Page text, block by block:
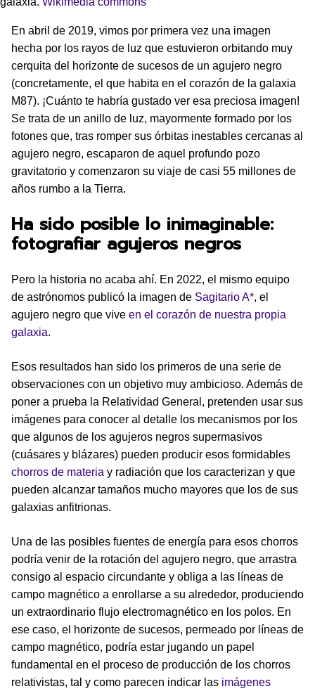
En abril de 2019, vimos por primera vez una imagen
hecha por los rayos de luz que estuvieron orbitando muy
cerquita del horizonte de sucesos de un agujero negro
(concretamente, el que habita en el corazón de la galaxia
M87). ¡Cuánto te habría gustado ver esa preciosa imagen!
Se trata de un anillo de luz, mayormente formado por los
fotones que, tras romper sus órbitas inestables cercanas al
agujero negro, escaparon de aquel profundo pozo
gravitatorio y comenzaron su viaje de casi 55 millones de
años rumbo a la Tierra.
Ha sido posible lo inimaginable:
fotografiar agujeros negros
Pero la historia no acaba ahí. En 2022, el mismo equipo
de astrónomos publicó la imagen de Sagitario A*, el
agujero negro que vive en el corazón de nuestra propia
galaxia.
Esos resultados han sido los primeros de una serie de
observaciones con un objetivo muy ambicioso. Además de
poner a prueba la Relatividad General, pretenden usar sus
imágenes para conocer al detalle los mecanismos por los
que algunos de los agujeros negros supermasivos
(cuásares y blázares) pueden producir esos formidables
chorros de materia y radiación que los caracterizan y que
pueden alcanzar tamaños mucho mayores que los de sus
galaxias anfitrionas.
Una de las posibles fuentes de energía para esos chorros
podría venir de la rotación del agujero negro, que arrastra
consigo al espacio circundante y obliga a las líneas de
campo magnético a enrollarse a su alrededor, produciendo
un extraordinario flujo electromagnético en los polos. En
ese caso, el horizonte de sucesos, permeado por líneas de
campo magnético, podría estar jugando un papel
fundamental en el proceso de producción de los chorros
relativistas, tal y como parecen indicar las imágenes